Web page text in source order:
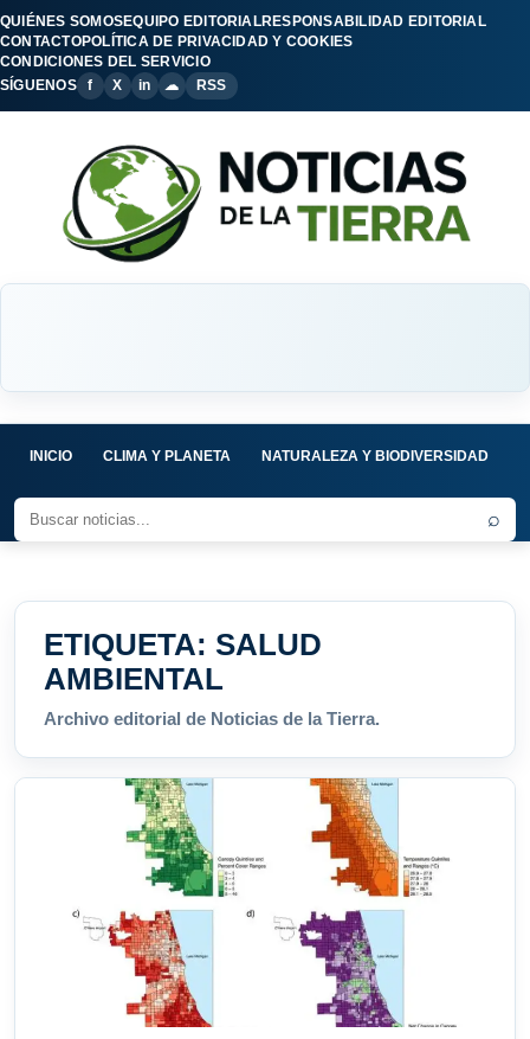
QUIÉNES SOMOSEQUIPO EDITORIALRESPONSABILIDAD EDITORIAL
CONTACTOPOLÍTICA DE PRIVACIDAD Y COOKIES
CONDICIONES DEL SERVICIO
SÍGUENOS
f X in ☁ RSS
INICIO CLIMA Y PLANETA NATURALEZA Y BIODIVERSIDAD
⌕
ETIQUETA: SALUD
AMBIENTAL
Archivo editorial de Noticias de la Tierra.